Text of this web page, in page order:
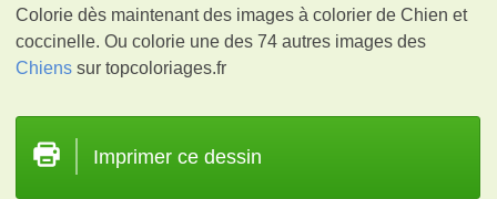
Colorie dès maintenant des images à colorier de Chien et
coccinelle. Ou colorie une des 74 autres images des
Chiens sur topcoloriages.fr
Imprimer ce dessin